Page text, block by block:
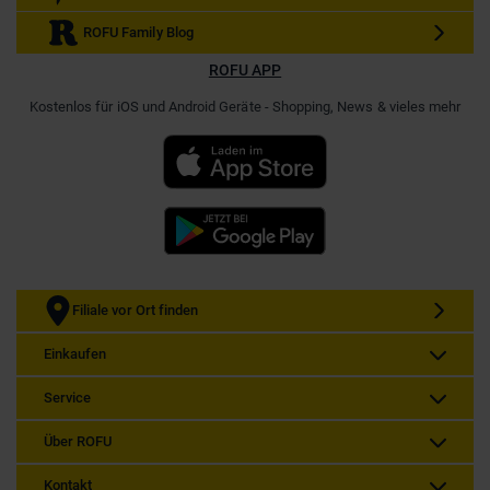
ROFU Family Blog
ROFU APP
Kostenlos für iOS und Android Geräte - Shopping, News & vieles mehr
Filiale vor Ort finden
Einkaufen
Service
Über ROFU
Kontakt